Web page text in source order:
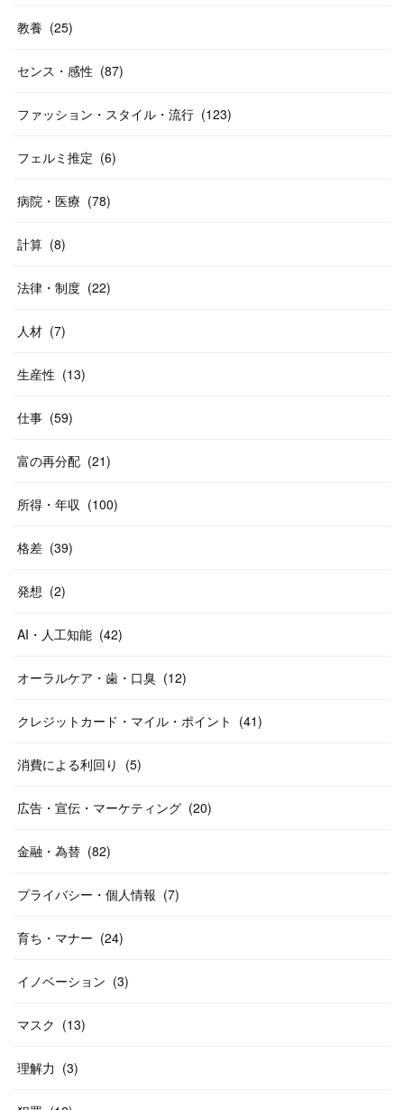
教養 (25)
センス・感性 (87)
ファッション・スタイル・流行 (123)
フェルミ推定 (6)
病院・医療 (78)
計算 (8)
法律・制度 (22)
人材 (7)
生産性 (13)
仕事 (59)
富の再分配 (21)
所得・年収 (100)
格差 (39)
発想 (2)
AI・人工知能 (42)
オーラルケア・歯・口臭 (12)
クレジットカード・マイル・ポイント (41)
消費による利回り (5)
広告・宣伝・マーケティング (20)
金融・為替 (82)
プライバシー・個人情報 (7)
育ち・マナー (24)
イノベーション (3)
マスク (13)
理解力 (3)